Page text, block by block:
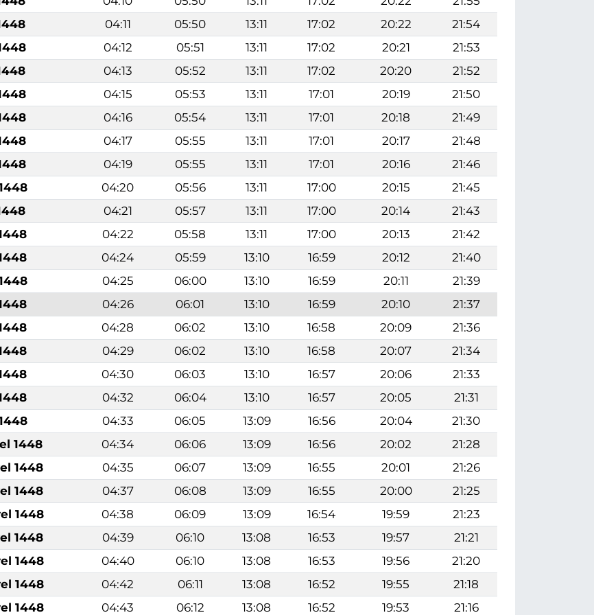
04:11 05:50 13:11 17:02 20:22
21:54
04:12 05:51 13:11 17:02 20:21
21:53
04:13 05:52 13:11 17:02 20:20
21:52
04:15 05:53 13:11 17:01 20:19
21:50
04:16 05:54 13:11 17:01 20:18
21:49
04:17 05:55 13:11 17:01 20:17
21:48
04:19 05:55 13:11 17:01 20:16
21:46
04:20 05:56 13:11 17:00 20:15
21:45
04:21 05:57 13:11 17:00 20:14
21:43
04:22 05:58 13:11 17:00 20:13
21:42
04:24 05:59 13:10 16:59 20:12
21:40
04:25 06:00 13:10 16:59 20:11
21:39
04:26 06:01 13:10 16:59 20:10
21:37
04:28 06:02 13:10 16:58 20:09
21:36
04:29 06:02 13:10 16:58 20:07
21:34
04:30 06:03 13:10 16:57 20:06
21:33
04:32 06:04 13:10 16:57 20:05
21:31
04:33 06:05 13:09 16:56 20:04
21:30
1448 04:34 06:06 13:09 16:56 20:02
21:28
1448 04:35 06:07 13:09 16:55 20:01
21:26
1448 04:37 06:08 13:09 16:55 20:00
21:25
1448 04:38 06:09 13:09 16:54 19:59
21:23
1448 04:39 06:10 13:08 16:53 19:57
21:21
1448 04:40 06:10 13:08 16:53 19:56
21:20
1448 04:42 06:11 13:08 16:52 19:55
21:18
1448 04:43 06:12 13:08 16:52 19:53 21:16